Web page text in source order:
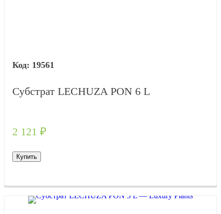
19561
Субстрат LECHUZA PON 6 L
2 121 ₽
Купить